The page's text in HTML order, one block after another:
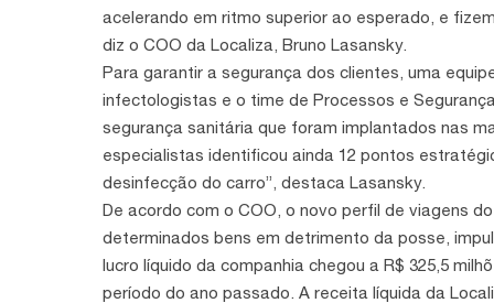
acelerando em ritmo superior ao esperado, e
diz o COO da Localiza, Bruno Lasansky.
Para garantir a segurança dos clientes, uma
infectologistas e o time de Processos e
segurança sanitária que foram implantados nas
especialistas identificou ainda 12 pontos
desinfecção do carro”, destaca Lasansky.
De acordo com o COO, o novo perfil de viagens
determinados bens em detrimento da posse,
lucro líquido da companhia chegou a R$ 325,5
período do ano passado. A receita líquida da